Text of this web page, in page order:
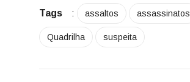
Tags : assaltos assassinatos
Quadrilha suspeita